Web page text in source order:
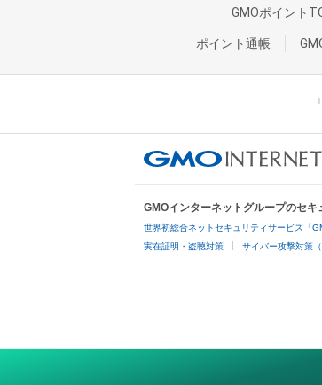
GMOポイント
ポイント通帳
GMOインターネットグループのセキ
世界初総合ネットセキュリティサービス「
実在証明・盗聴対策 サイバー攻撃対策